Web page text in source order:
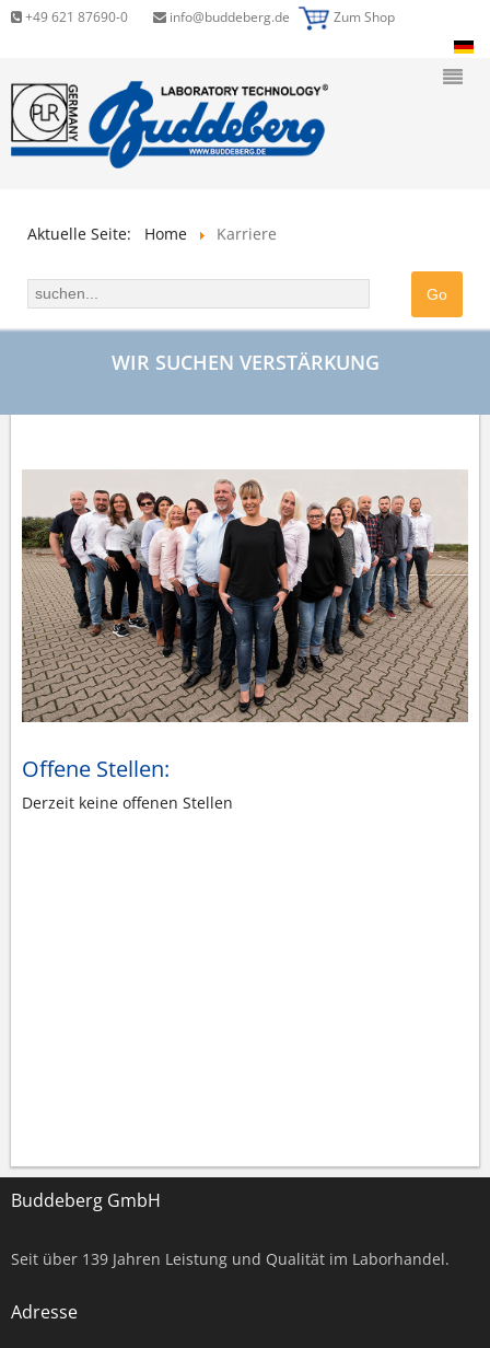
+49 621 87690-0 info@buddeberg.de Zum Shop
Aktuelle Seite: Home Karriere
WIR SUCHEN VERSTÄRKUNG
Offene Stellen:
Derzeit keine offenen Stellen
Buddeberg GmbH
Seit über 139 Jahren Leistung und Qualität im Laborhandel.
Adresse